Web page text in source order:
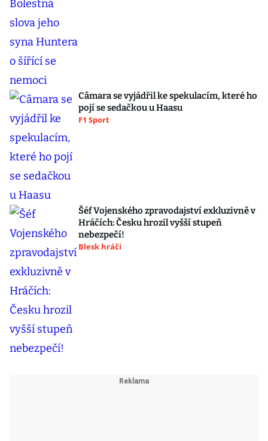
Câmara se vyjádřil ke spekulacím, které ho
pojí se sedačkou u Haasu
F1 Sport
Šéf Vojenského zpravodajství exkluzivně v
Hráčích: Česku hrozil vyšší stupeň
nebezpečí!
Blesk hráči